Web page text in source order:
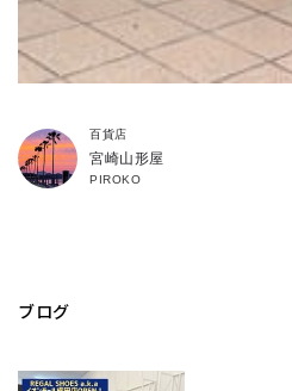
百貨店
宮崎山形屋
PIROKO
ブログ